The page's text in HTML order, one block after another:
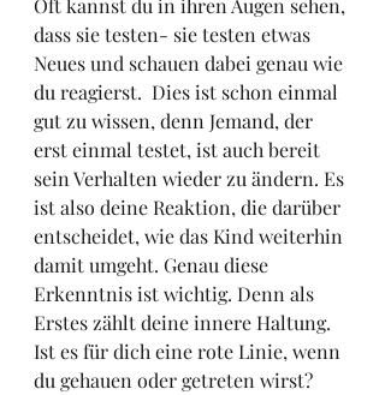
Oft kannst du in ihren Augen sehen,
dass sie testen- sie testen etwas
Neues und schauen dabei genau wie
du reagierst.  Dies ist schon einmal
gut zu wissen, denn Jemand, der
erst einmal testet, ist auch bereit
sein Verhalten wieder zu ändern. Es
ist also deine Reaktion, die darüber
entscheidet, wie das Kind weiterhin
damit umgeht. Genau diese
Erkenntnis ist wichtig. Denn als
Erstes zählt deine innere Haltung.
Ist es für dich eine rote Linie, wenn
du gehauen oder getreten wirst?